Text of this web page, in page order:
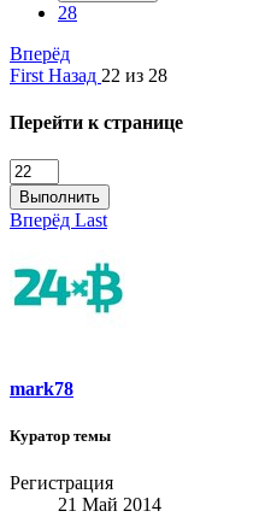
28
Вперёд
First Назад 22 из 28
Перейти к странице
Выполнить
Вперёд Last
mark78
Куратор темы
Регистрация
21 Май 2014